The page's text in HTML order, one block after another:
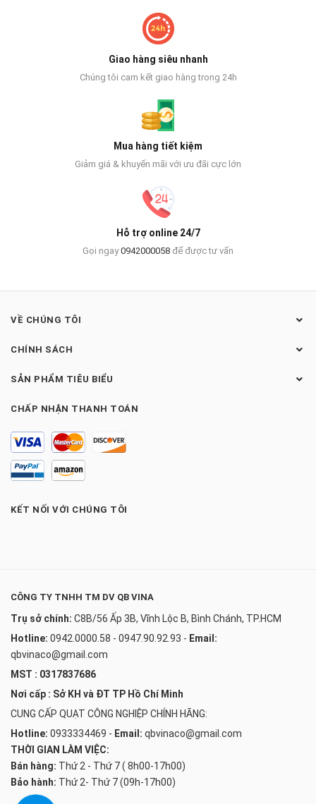
Giao hàng siêu nhanh
Chúng tôi cam kết giao hàng trong 24h
Mua hàng tiết kiệm
Giảm giá & khuyến mãi với ưu đãi cực lớn
Hỗ trợ online 24/7
Gọi ngay0942000058 để được tư vấn
VỀ CHÚNG TÔI
CHÍNH SÁCH
SẢN PHẨM TIÊU BIỂU
CHẤP NHẬN THANH TOÁN
KẾT NỐI VỚI CHÚNG TÔI
CÔNG TY TNHH TM DV QB VINA
Trụ sở chính: C8B/56 Ấp 3B, Vĩnh Lộc B, Bình Chánh, TP.HCM
Hotline: 0942.0000.58 - 0947.90.92.93 - Email:
qbvinaco@gmail.com
MST : 0317837686
Nơi cấp : Sở KH và ĐT TP Hồ Chí Minh
CUNG CẤP QUẠT CÔNG NGHIỆP CHÍNH HÃNG:
Hotline: 0933334469 - Email: qbvinaco@gmail.com
THỜI GIAN LÀM VIỆC:
Bán hàng: Thứ 2 - Thứ 7 ( 8h00-17h00)
Bảo hành: Thứ 2- Thứ 7 (09h-17h00)